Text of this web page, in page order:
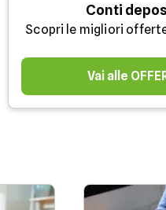
Conti
Scopri le migliori
Vai alle